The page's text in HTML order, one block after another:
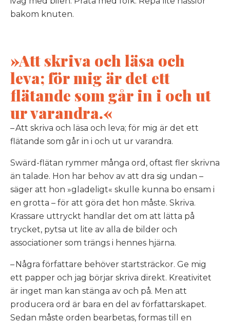
bakom knuten.
»Att skriva och läsa och
leva; för mig är det ett
flätande som går in i och ut
ur varandra.«
– Att skriva och läsa och leva; för mig är det ett
flätande som går in i och ut ur varandra.
Swärd-flätan rymmer många ord, oftast fler skrivna
än talade. Hon har behov av att dra sig undan –
säger att hon »gladeligt« skulle kunna bo ensam i
en grotta – för att göra det hon måste. Skriva.
Krassare uttryckt handlar det om att lätta på
trycket, pytsa ut lite av alla de bilder och
associationer som trängs i hennes hjärna.
– Några författare behöver startsträckor. Ge mig
ett papper och jag börjar skriva direkt. Kreativitet
är inget man kan stänga av och på. Men att
producera ord är bara en del av författarskapet.
Sedan måste orden bearbetas, formas till en